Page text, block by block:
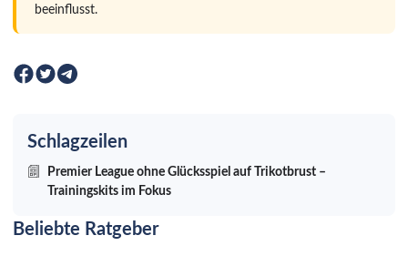
beeinflusst.
Schlagzeilen
Premier League ohne Glücksspiel auf Trikotbrust –
Trainingskits im Fokus
Beliebte Ratgeber